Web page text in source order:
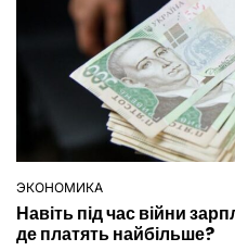
ОПУБЛІКУВАТИ
У
ЭКОНОМИКА
Навіть під час війни
де платять найбільше?